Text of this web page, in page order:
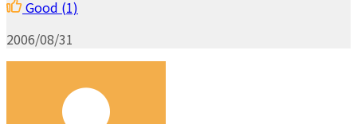
Good (1)
2006/08/31